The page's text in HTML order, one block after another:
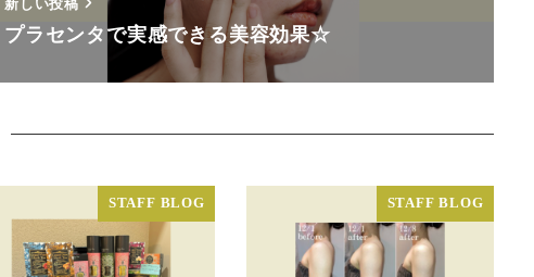
新しい投稿
プラセンタで実感できる美容効果☆
STAFF BLOG STAFF BLOG